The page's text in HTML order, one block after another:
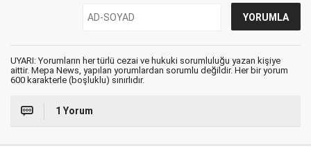
UYARI: Yorumların her türlü cezai ve hukuki sorumluluğu yazan kişiye
aittir. Mepa News, yapılan yorumlardan sorumlu değildir. Her bir yorum
600 karakterle (boşluklu) sınırlıdır.
1 Yorum